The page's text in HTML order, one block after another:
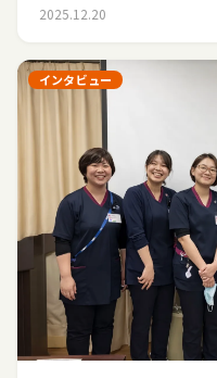
2025.12.20
インタビュー